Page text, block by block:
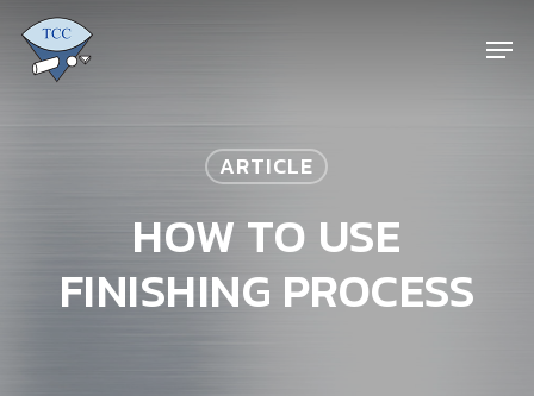
main
content
ARTICLE
HOW TO USE
FINISHING PROCESS